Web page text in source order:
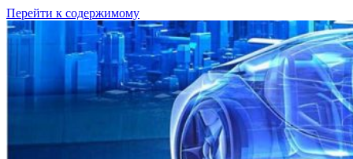
Перейти к содержимому